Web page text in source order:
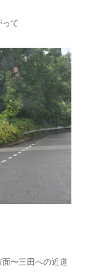
て
〜三田への近道